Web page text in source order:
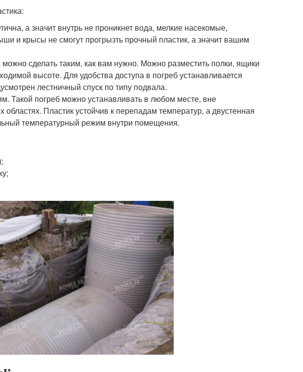
а значит внутрь не проникнет вода, мелкие насекомые,
и крысы не смогут прогрызть прочный пластик, а значит вашим
сделать таким, как вам нужно. Можно разместить полки, ящики
высоте. Для удобства доступа в погреб устанавливается
лестничный спуск по типу подвала.
Такой погреб можно устанавливать в любом месте, вне
Пластик устойчив к перепадам температур, а двустенная
температурный режим внутри помещения.